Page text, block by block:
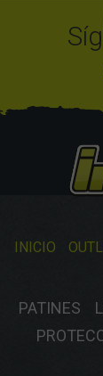
INICIO
PATINES